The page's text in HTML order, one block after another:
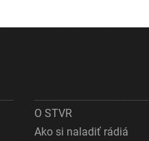
O STVR
Ako si naladiť rádiá